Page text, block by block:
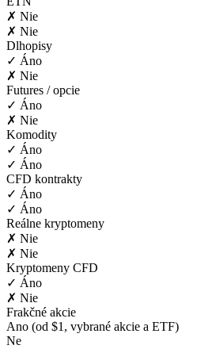
✗ Nie
✗ Nie
Dlhopisy
✓ Áno
✗ Nie
Futures / opcie
✓ Áno
✗ Nie
Komodity
✓ Áno
✓ Áno
CFD kontrakty
✓ Áno
✓ Áno
Reálne kryptomeny
✗ Nie
✗ Nie
Kryptomeny CFD
✓ Áno
✗ Nie
Frakčné akcie
Ano (od $1, vybrané akcie a ETF)
Ne